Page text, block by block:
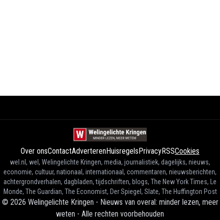
Over onsContactAdverterenHuisregelsPrivacyRSSCookies
wel.nl, wel, Welingelichte Kringen, media, journalistiek, dagelijks, nieuws,
economie, cultuur, nationaal, internationaal, commentaren, nieuwsberichten,
achtergrondverhalen, dagbladen, tijdschriften, blogs, The New York Times, Le
Monde, The Guardian, The Economist, Der Spiegel, Slate, The Huffington Post
© 2026 Welingelichte Kringen - Nieuws van overal: minder lezen, meer
weten - Alle rechten voorbehouden